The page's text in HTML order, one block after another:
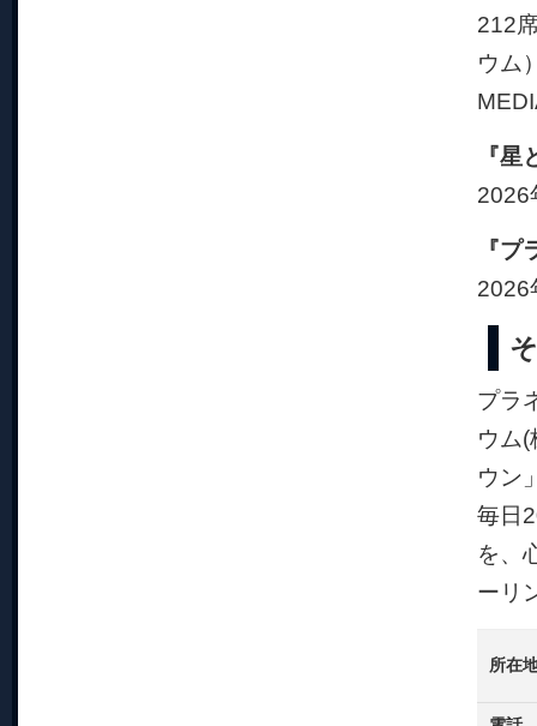
212
ウム
『
2026
『
2026
プラ
ウム
ウン
毎日
を、
ーリ
所在